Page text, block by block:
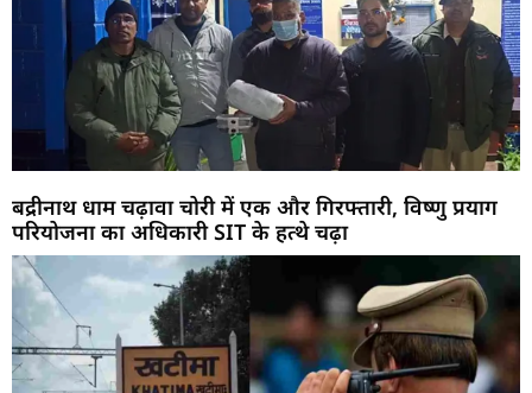
बद्रीनाथ धाम चढ़ावा चोरी में एक और गिरफ्तारी, विष्णु प्रयाग
परियोजना का अधिकारी SIT के हत्थे चढ़ा